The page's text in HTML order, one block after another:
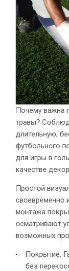
Почему важна
травы?
длительную,
футбольного
для игры в
качестве
Простой
своевременно
монтажа
осматривают
возможных
Покрытие.
без